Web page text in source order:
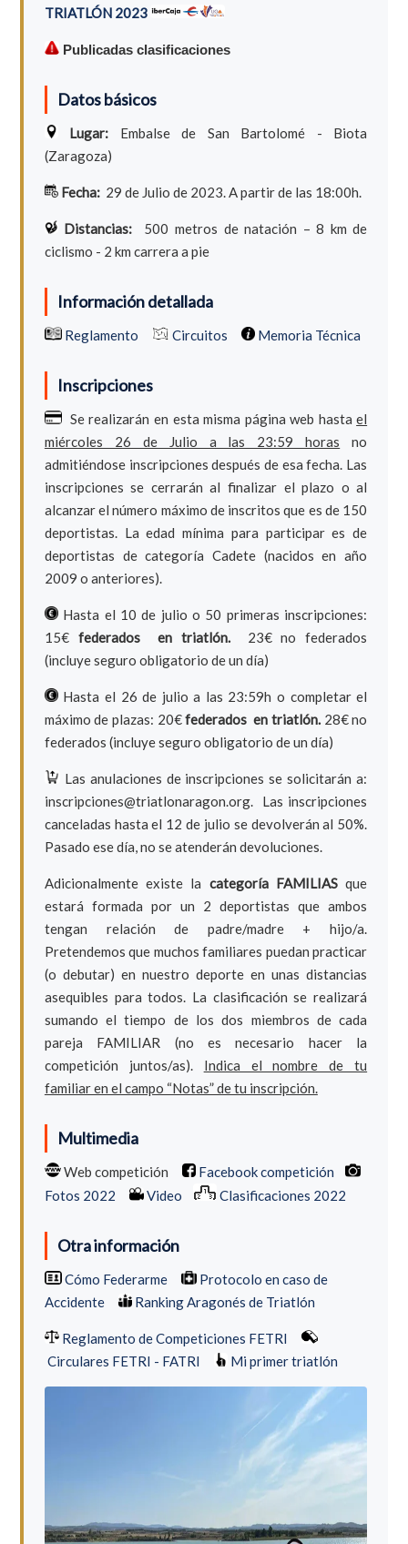
TRIATLÓN 2023
Publicadas clasificaciones
Datos básicos
Lugar: Embalse de San Bartolomé - Biota
(Zaragoza)
Fecha: 29 de Julio de 2023. A partir de las 18:00h.
Distancias: 500 metros de natación – 8 km de
ciclismo - 2 km carrera a pie
Información detallada
Reglamento Circuitos Memoria Técnica
Inscripciones
Se realizarán en esta misma página web hastael
miércoles 26 de Julio a las 23:59 horas no
admitiéndose inscripciones después de esa fecha. Las
inscripciones se cerrarán al finalizar el plazo o al
alcanzar el número máximo de inscritos que es de 150
deportistas. La edad mínima para participar es de
deportistas de categoría Cadete (nacidos en año
2009 o anteriores).
Hasta el 10 de julio o 50 primeras inscripciones:
15€ federados en triatlón. 23€ no federados
(incluye seguro obligatorio de un día)
Hasta el 26 de julio a las 23:59h o completar el
máximo de plazas: 20€federados en triatlón. 28€ no
federados (incluye seguro obligatorio de un día)
Las anulaciones de inscripciones se solicitarán a:
inscripciones@triatlonaragon.org. Las inscripciones
canceladas hasta el 12 de julio se devolverán al 50%.
Pasado ese día, no se atenderán devoluciones.
Adicionalmente existe la categoría FAMILIASque
estará formada por un 2 deportistas que ambos
tengan relación de padre/madre + hijo/a.
Pretendemos que muchos familiares puedan practicar
(o debutar) en nuestro deporte en unas distancias
asequibles para todos. La clasificación se realizará
sumando el tiempo de los dos miembros de cada
pareja FAMILIAR (no es necesario hacer la
competición juntos/as). Indica el nombre de tu
familiar en el campo “Notas” de tu inscripción.
Multimedia
Web competición
Facebook competición
Fotos 2022
Video Clasificaciones 2022
Otra información
Cómo Federarme
Protocolo en caso de
Accidente
Ranking Aragonés de Triatlón
Reglamento de Competiciones FETRI
Circulares FETRI - FATRI
Mi primer triatlón